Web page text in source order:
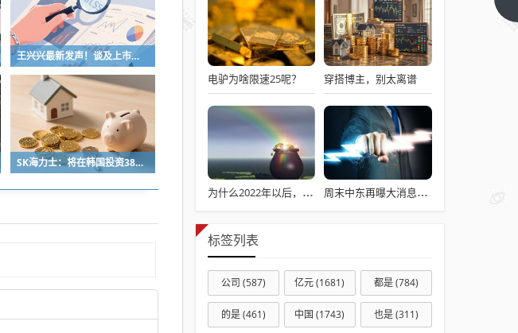
王兴兴最新发声！谈及上市、具身智能行业发展
SK海力士：将在韩国投资384亿美元建设晶圆厂 以应对AI时代持续增长的存储芯片需求
电驴为啥限速25呢？ 穿搭博主，别太离谱
为什么2022年以后，普通本科招生男女比例数据没有了？ 周末中东再曝大消息！这些公司回应受影响情况
标签列表
公司 (587) 亿元(1681) 都是(784)
的是(461) 中国 (1743) 也是(311)